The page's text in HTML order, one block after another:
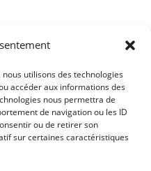
utilisons des technologies
accéder aux informations des
nous permettra de
de navigation ou les ID
ou de retirer son
sur certaines caractéristiques